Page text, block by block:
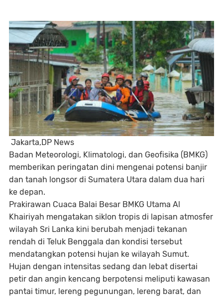
Jakarta,DP News
Badan Meteorologi, Klimatologi, dan Geofisika (BMKG)
memberikan peringatan dini mengenai potensi banjir
dan tanah longsor di Sumatera Utara dalam dua hari
ke depan.
Prakirawan Cuaca Balai Besar BMKG Utama Al
Khairiyah mengatakan siklon tropis di lapisan atmosfer
wilayah Sri Lanka kini berubah menjadi tekanan
rendah di Teluk Benggala dan kondisi tersebut
mendatangkan potensi hujan ke wilayah Sumut.
Hujan dengan intensitas sedang dan lebat disertai
petir dan angin kencang berpotensi meliputi kawasan
pantai timur, lereng pegunungan, lereng barat, dan